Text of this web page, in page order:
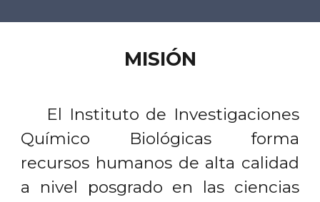
MISIÓN
El Instituto de Investigaciones
Químico Biológicas forma
recursos humanos de alta calidad
a nivel posgrado en las ciencias